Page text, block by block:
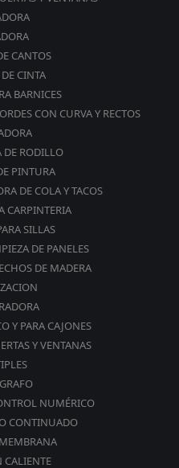
CANTOS
CINTA
BARNICES
CON CURVA Y RECTOS
DE RODILLO
PINTURA
DE COLA Y TACOS
CARPINTERIA
SILLAS
DE PANELES
DE MADERA
Y PARA CAJONES
Y VENTANAS
NUMÉRICO
CONTINUADO
CALIENTE